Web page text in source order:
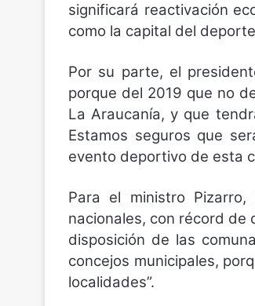
significará reactivación
como la capital del
Por su parte, el
porque del 2019 que no
La Araucanía, y que
Estamos seguros que
evento deportivo de esta
Para el ministro
nacionales, con récord de
disposición de las
concejos municipales,
localidades”.